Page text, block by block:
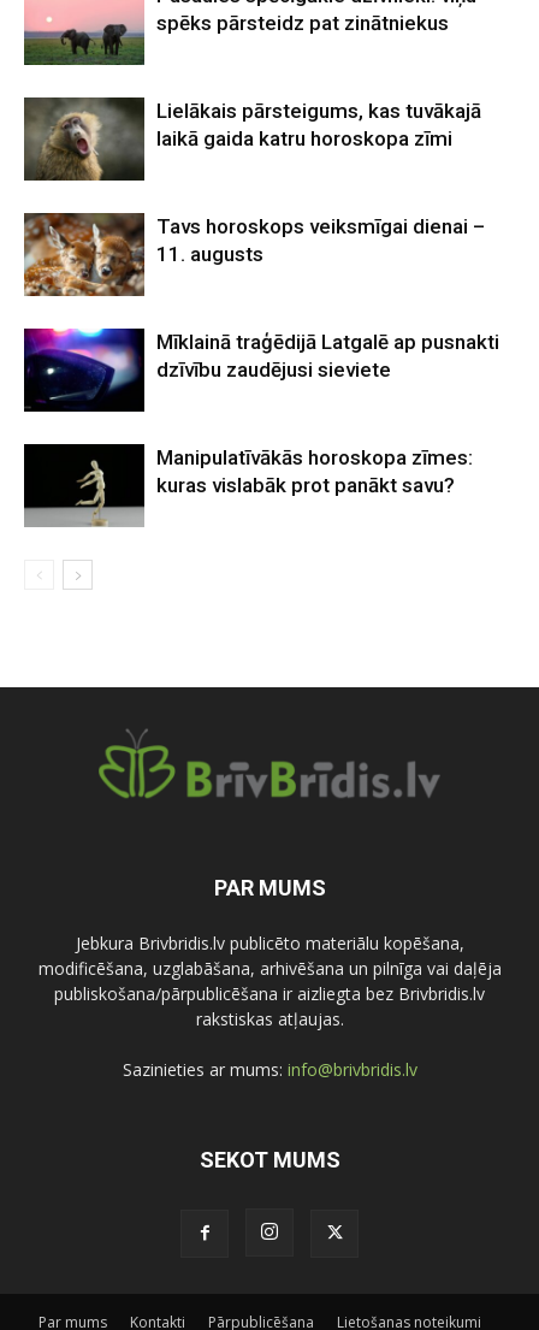
spēks pārsteidz pat zinātniekus
Lielākais pārsteigums, kas tuvākajā
laikā gaida katru horoskopa zīmi
Tavs horoskops veiksmīgai dienai –
11. augusts
Mīklainā traģēdijā Latgalē ap pusnakti
dzīvību zaudējusi sieviete
Manipulatīvākās horoskopa zīmes:
kuras vislabāk prot panākt savu?
PAR MUMS
Jebkura Brivbridis.lv publicēto materiālu kopēšana,
modificēšana, uzglabāšana, arhivēšana un pilnīga vai daļēja
publiskošana/pārpublicēšana ir aizliegta bez Brivbridis.lv
rakstiskas atļaujas.
Sazinieties ar mums: info@brivbridis.lv
SEKOT MUMS
Par mums Kontakti Pārpublicēšana Lietošanas noteikumi